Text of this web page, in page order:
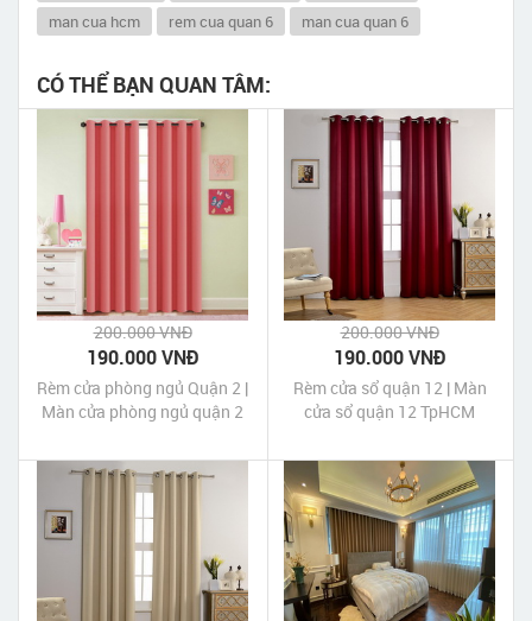
man cua hcm
rem cua quan 6 man cua quan 6
CÓ THỂ BẠN QUAN TÂM:
200.000 VNĐ
190.000 VNĐ
Rèm cửa phòng ngủ Quận 2 |
Màn cửa phòng ngủ quận 2
200.000 VNĐ
190.000 VNĐ
Rèm cửa sổ quận 12 | Màn
cửa sổ quận 12 TpHCM